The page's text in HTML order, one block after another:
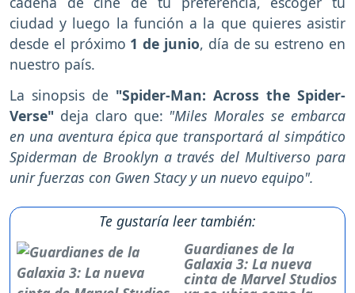
ciudad y luego la función a la que quieres asistir
desde el próximo 1 de junio, día de su estreno en
nuestro país.
La sinopsis de "Spider-Man: Across the Spider-
Verse" deja claro que: "Miles Morales se embarca
en una aventura épica que transportará al simpático
Spiderman de Brooklyn a través del Multiverso para
unir fuerzas con Gwen Stacy y un nuevo equipo".
Te gustaría leer también:
Guardianes de la
Galaxia 3: La nueva
cinta de Marvel Studios